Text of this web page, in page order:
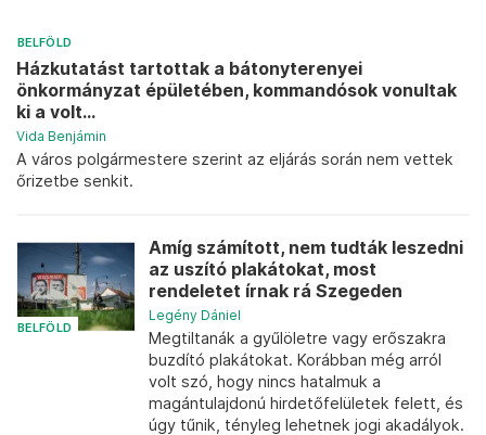
BELFÖLD
Házkutatást tartottak a bátonyterenyei
önkormányzat épületében, kommandósok vonultak
ki a volt...
Vida Benjámin
A város polgármestere szerint az eljárás során nem vettek
őrizetbe senkit.
BELFÖLD
Amíg számított, nem tudták leszedni
az uszító plakátokat, most
rendeletet írnak rá Szegeden
Legény Dániel
Megtiltanák a gyűlöletre vagy erőszakra
buzdító plakátokat. Korábban még arról
volt szó, hogy nincs hatalmuk a
magántulajdonú hirdetőfelületek felett, és
úgy tűnik, tényleg lehetnek jogi akadályok.